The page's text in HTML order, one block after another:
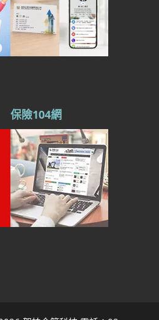
保險104網